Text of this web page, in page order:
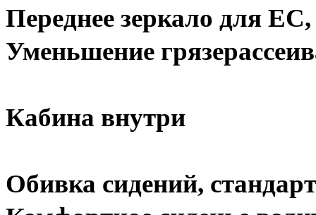
Переднее зеркало для
Уменьшение
Кабина внутри
Обивка сидений,